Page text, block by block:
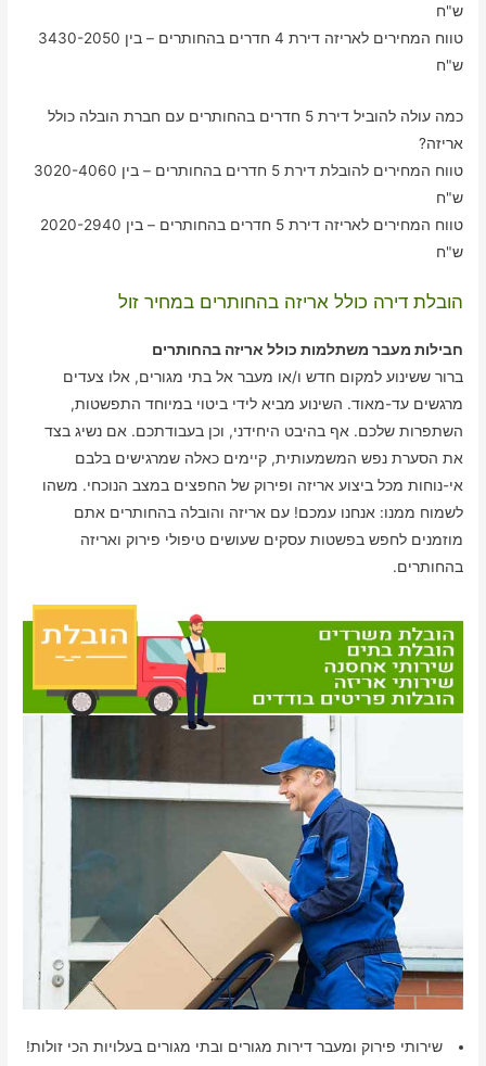
ש"ח
טווח המחירים לאריזה דירת 4 חדרים בהחותרים – בין 3430-2050
ש"ח
כמה עולה להוביל דירת 5 חדרים בהחותרים עם חברת הובלה כולל
אריזה?
טווח המחירים להובלת דירת 5 חדרים בהחותרים – בין 3020-4060
ש"ח
טווח המחירים לאריזה דירת 5 חדרים בהחותרים – בין 2020-2940
ש"ח
הובלת דירה כולל אריזה בהחותרים במחיר זול
חבילות מעבר משתלמות כולל אריזה בהחותרים
ברור ששינוע למקום חדש ו/או מעבר אל בתי מגורים, אלו צעדים
מרגשים עד-מאוד. השינוע מביא לידי ביטוי במיוחד התפשטות,
השתפרות שלכם. אף בהיבט היחידני, וכן בעבודתכם. אם נשיג בצד
את הסערת נפש המשמעותית, קיימים כאלה שמרגישים בלבם
אי-נוחות מכל ביצוע אריזה ופירוק של החפצים במצב הנוכחי. משהו
לשמוח ממנו: אנחנו עמכם! עם אריזה והובלה בהחותרים אתם
מוזמנים לחפש בפשטות עסקים שעושים טיפולי פירוק ואריזה
בהחותרים.
שירותי פירוק ומעבר דירות מגורים ובתי מגורים בעלויות הכי זולות!